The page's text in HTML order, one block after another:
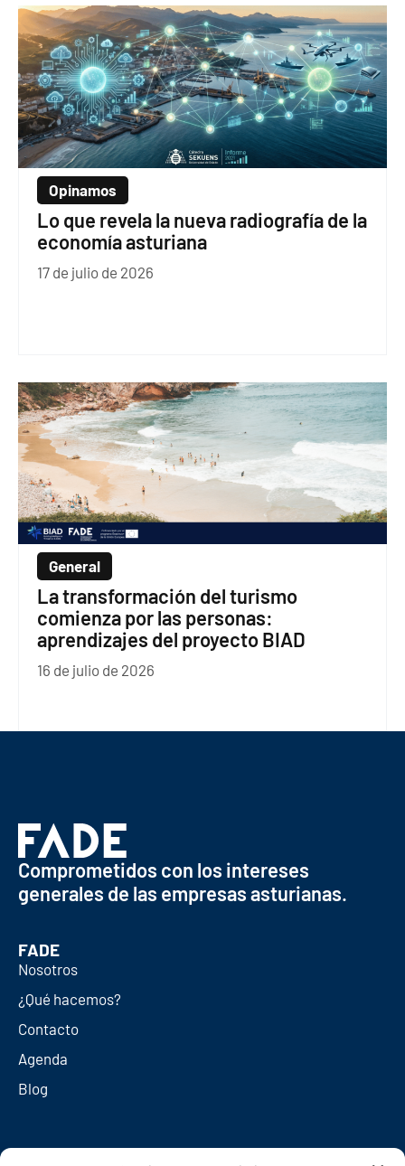
Opinamos
Lo que revela la nueva radiografía de la
economía asturiana
17 de julio de 2026
General
La transformación del turismo
comienza por las personas:
aprendizajes del proyecto BIAD
16 de julio de 2026
Comprometidos con los intereses
generales de las empresas asturianas.
FADE
Nosotros
¿Qué hacemos?
Contacto
Agenda
Blog
Redes sociales